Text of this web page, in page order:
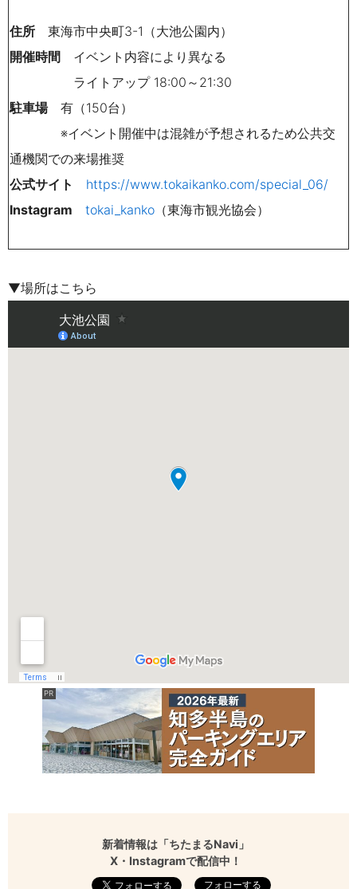
住所 東海市中央町3-1（大池公園内）
開催時間 イベント内容により異なる
ライトアップ 18:00～21:30
駐車場有（150台）
※イベント開催中は混雑が予想されるため公共交
通機関での来場推奨
公式サイト
https://www.tokaikanko.com/special_06/
Instagram
tokai_kanko （東海市観光協会）
▼場所はこちら
新着情報は「ちたまるNavi」
X・Instagramで配信中！
フォローする